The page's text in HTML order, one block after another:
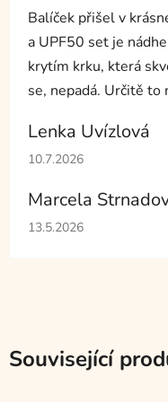
Balíček přišel v
a UPF50 set je
krytím krku, která
se, nepadá. Určitě to
Lenka Uvízlová
Hodnocení obchodu
10.7.2026
Marcela
Hodnocení obchodu
13.5.2026
Související